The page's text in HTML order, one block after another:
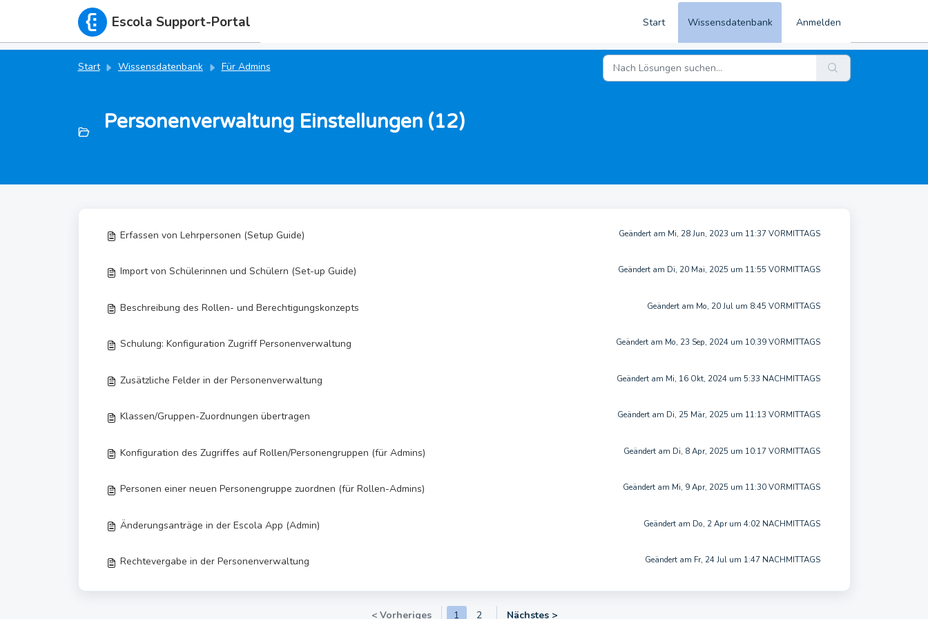
Zum hauptsächlichen Inhalt gehen
Escola Support-Portal Start Wissensdatenbank Anmelden
Start Wissensdatenbank Für Admins
Personenverwaltung Einstellungen (12)
Erfassen von Lehrpersonen (Setup Guide) Geändert am Mi, 28 Jun, 2023 um 11:37 VORMITTAGS
Import von Schülerinnen und Schülern (Set-up Guide) Geändert am Di, 20 Mai, 2025 um 11:55 VORMITTAGS
Beschreibung des Rollen- und Berechtigungskonzepts Geändert am Mo, 20 Jul um 8:45 VORMITTAGS
Schulung: Konfiguration Zugriff Personenverwaltung Geändert am Mo, 23 Sep, 2024 um 10:39 VORMITTAGS
Zusätzliche Felder in der Personenverwaltung Geändert am Mi, 16 Okt, 2024 um 5:33 NACHMITTAGS
Klassen/Gruppen-Zuordnungen übertragen Geändert am Di, 25 Mär, 2025 um 11:13 VORMITTAGS
Konfiguration des Zugriffes auf Rollen/Personengruppen (für Admins) Geändert am Di, 8 Apr, 2025 um 10:17 VORMITTAGS
Personen einer neuen Personengruppe zuordnen (für Rollen-Admins) Geändert am Mi, 9 Apr, 2025 um 11:30 VORMITTAGS
Änderungsanträge in der Escola App (Admin) Geändert am Do, 2 Apr um 4:02 NACHMITTAGS
Rechtevergabe in der Personenverwaltung Geändert am Fr, 24 Jul um 1:47 NACHMITTAGS
< Vorheriges 1 2 Nächstes >